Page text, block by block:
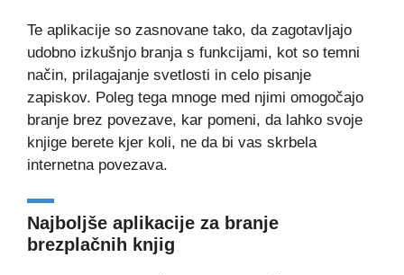
Te aplikacije so zasnovane tako, da zagotavljajo
udobno izkušnjo branja s funkcijami, kot so temni
način, prilagajanje svetlosti in celo pisanje
zapiskov. Poleg tega mnoge med njimi omogočajo
branje brez povezave, kar pomeni, da lahko svoje
knjige berete kjer koli, ne da bi vas skrbela
internetna povezava.
Najboljše aplikacije za branje
brezplačnih knjig